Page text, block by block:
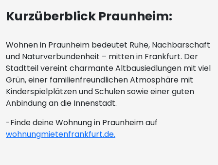
Kurzüberblick Praunheim:
Wohnen in Praunheim bedeutet Ruhe, Nachbarschaft
und Naturverbundenheit – mitten in Frankfurt. Der
Stadtteil vereint charmante Altbausiedlungen mit viel
Grün, einer familienfreundlichen Atmosphäre mit
Kinderspielplätzen und Schulen sowie einer guten
Anbindung an die Innenstadt.
-Finde deine Wohnung in Praunheim auf
wohnungmietenfrankfurt.de.